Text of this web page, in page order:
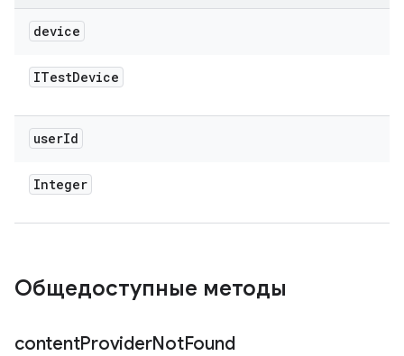
device
ITestDevice
userId
Integer
Общедоступные методы
contentProviderNotFound